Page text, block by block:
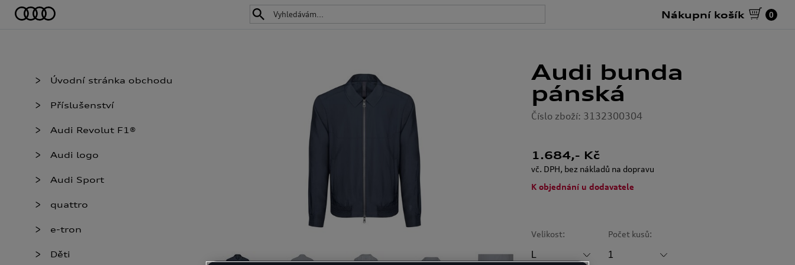
Nákupní košík 0
Úvodní stránka obchodu
Příslušenství
Audi Revolut F1®
Audi logo
Audi Sport
quattro
e-tron
Děti
Audi bunda
pánská
Číslo zboží: 3132300304
1.684,- Kč
vč. DPH, bez nákladů na dopravu
K objednání u dodavatele
Velikost: Počet kusů: